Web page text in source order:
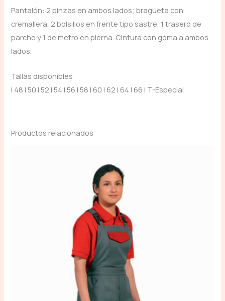
Pantalón: 2 pinzas en ambos lados; bragueta con
cremallera, 2 bolsillos en frente tipo sastre, 1 trasero de
parche y 1 de metro en pierna. Cintura con goma a ambos
lados.
Tallas disponibles
| 48 | 50 | 52 | 54 | 56 | 58 | 60 | 62 | 64 | 66 | T-Especial
Productos relacionados